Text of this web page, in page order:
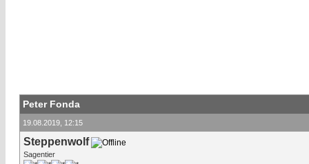
Peter Fonda
19.08.2019, 12:15
Steppenwolf
Sagentier